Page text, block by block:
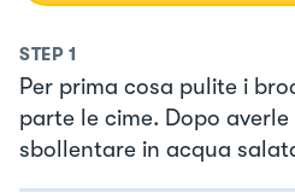
STEP 1
Per prima cosa pulite i
parte le cime. Dopo
sbollentare in acqua